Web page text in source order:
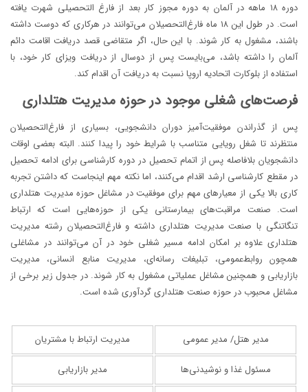
دوره ۱۸ ماهه در آلمان به دوره مجوز کار بعد از فارغ التحصیلی شهرت یافته
است. در طول این ۱۸ ماه فارغ‌التحصیلان می‌توانند در هرکاری که دوست داشته
باشند، مشغول به کار شوند. با این حال، اگر متقاضی قصد دریافت اقامت دائم
آلمان را داشته باشد، می‌بایست پس از دوسال از دریافت ویزای کار خود، با
استفاده از بلوکارت اتحادیه اروپا نسبت به دریافت آن اقدام کند.
فرصت‌های شغلی موجود در حوزه مدیریت هتلداری
پس از گذراندن موفقیت‌آمیز دوران دانشجویی، بسیاری از فارغ‌التحصیلان
منتظرند تا شغل رویایی متناسب با شرایط خود را پیدا کنند. البته بعضی اوقات
دانشجویان بلافاصله پس از اتمام تحصیل در دوره کارشناسی برای ادامه تحصیل
در مقطع کارشناسی ارشد اقدام می‌کنند، اما نکته مهم اینجاست که داشتن تجربه
کاری بالا یکی از معیارهای مهم برای موفقیت در مشاغل حوزه مدیریت هتلداری
است. صنعت مراقبت‌های بیمارستانی یکی از حوزه‌هایی است که ارتباط
تنگاتنگی با صنعت مدیریت هتلداری داشته و فارغ‌التحصیلان رشته مدیریت
هتلداری علاوه بر امکان ادامه مسیر شغلی خود در آن می‌توانند در مشاغلی
همچون روابط‌عمومی، تبلیغات رسانه‌ای، مدیریت منابع انسانی، مدیریت
بازاریابی و همچنین مشاغل عملیاتی مشغول به کار شوند. در جدول زیر برخی از
مشاغل محبوب در حوزه صنعت هتلداری گردآوری شده است.
مدیر هتل/ مدیر عمومی مدیریت ارتباط با مشتریان
مسئول غذا و نوشیدنی‌ها مدیر بازاریابی